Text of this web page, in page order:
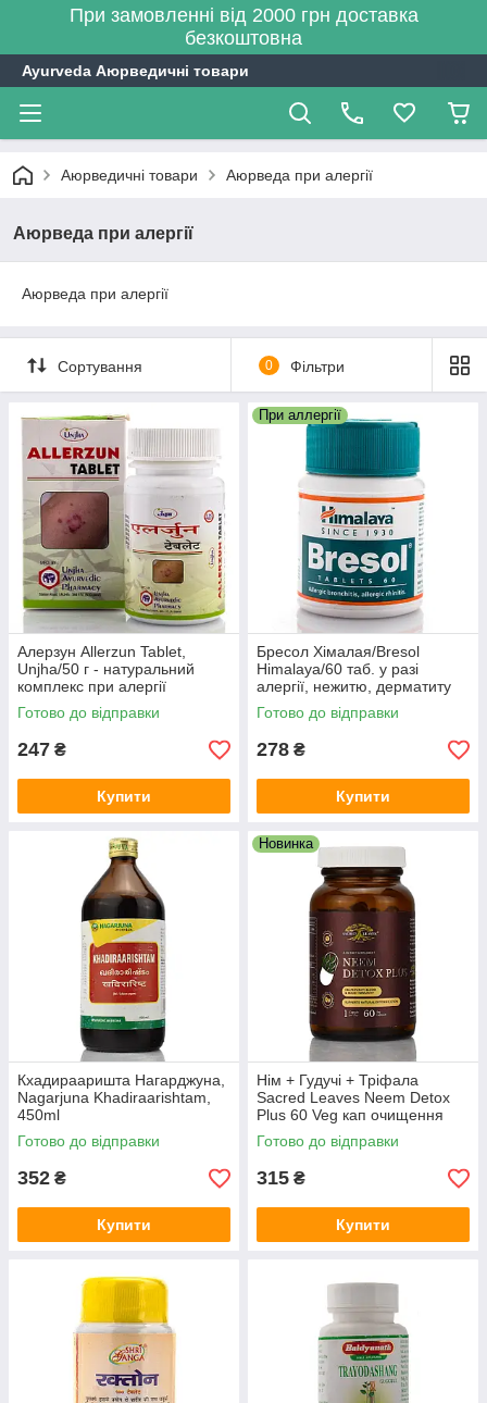
При замовленні від 2000 грн доставка
безкоштовна
Ayurveda Аюрведичні товари
Аюрведичні товари Аюрведа при алергії
Аюрведа при алергії
Аюрведа при алергії
Сортування 0 Фільтри
Алерзун Allerzun Tablet,
Unjha/50 г - натуральний
комплекс при алергії
Готово до відправки
247 ₴
Купити
При аллергії
Бресол Хімалая/Bresol
Himalaya/60 таб. у разі
алергії, нежитю, дерматиту
Готово до відправки
278 ₴
Купити
Кхадирааришта Нагарджуна,
Nagarjuna Khadiraarishtam,
450ml
Готово до відправки
352 ₴
Купити
Новинка
Нім + Гудучі + Тріфала
Sacred Leaves Neem Detox
Plus 60 Veg кап очищення
крові, шкіра, детокс
Готово до відправки
315 ₴
Купити